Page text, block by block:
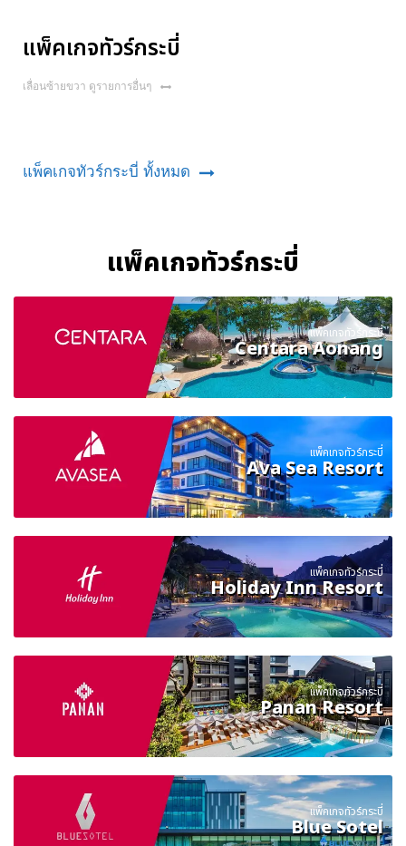
แพ็คเกจทัวร์กระบี่
เลื่อนซ้ายขวา ดูรายการอื่นๆ
แพ็คเกจทัวร์กระบี่ ทั้งหมด
แพ็คเกจทัวร์กระบี่
แพ็คเกจทัวร์กระบี่
Centara Aonang
แพ็คเกจทัวร์กระบี่
Ava Sea Resort
แพ็คเกจทัวร์กระบี่
Holiday Inn Resort
แพ็คเกจทัวร์กระบี่
Panan Resort
แพ็คเกจทัวร์กระบี่
Blue Sotel